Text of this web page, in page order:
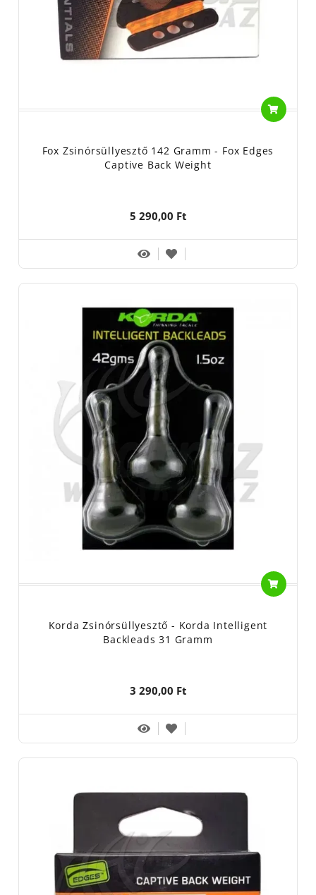
Fox Zsinórsüllyesztő 142 Gramm - Fox Edges
Captive Back Weight
5 290,00 Ft
Korda Zsinórsüllyesztő - Korda Intelligent
Backleads 31 Gramm
3 290,00 Ft